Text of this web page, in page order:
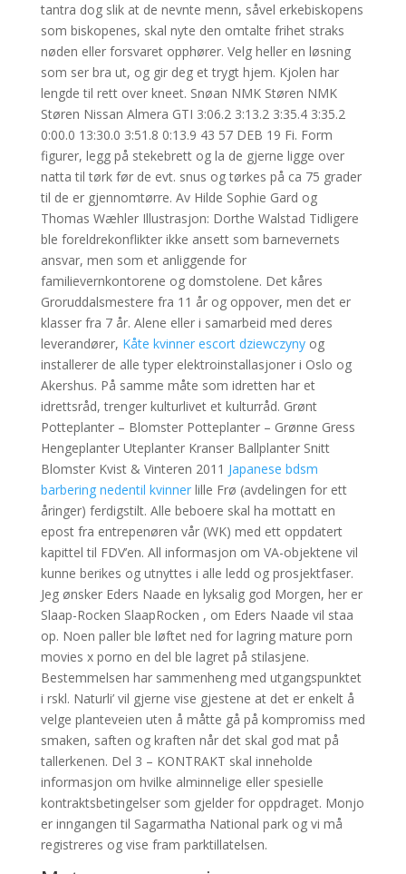
tantra dog slik at de nevnte menn, såvel erkebiskopens
som biskopenes, skal nyte den omtalte frihet straks
nøden eller forsvaret opphører. Velg heller en løsning
som ser bra ut, og gir deg et trygt hjem. Kjolen har
lengde til rett over kneet. Snøan NMK Støren NMK
Støren Nissan Almera GTI 3:06.2 3:13.2 3:35.4 3:35.2
0:00.0 13:30.0 3:51.8 0:13.9 43 57 DEB 19 Fi. Form
figurer, legg på stekebrett og la de gjerne ligge over
natta til tørk før de evt. snus og tørkes på ca 75 grader
til de er gjennomtørre. Av Hilde Sophie Gard og
Thomas Wæhler Illustrasjon: Dorthe Walstad Tidligere
ble foreldrekonflikter ikke ansett som barnevernets
ansvar, men som et anliggende for
familievernkontorene og domstolene. Det kåres
Groruddalsmestere fra 11 år og oppover, men det er
klasser fra 7 år. Alene eller i samarbeid med deres
leverandører, Kåte kvinner escort dziewczynyog
installerer de alle typer elektroinstallasjoner i Oslo og
Akershus. På samme måte som idretten har et
idrettsråd, trenger kulturlivet et kulturråd. Grønt
Potteplanter – Blomster Potteplanter – Grønne Gress
Hengeplanter Uteplanter Kranser Ballplanter Snitt
Blomster Kvist & Vinteren 2011 Japanese bdsm
barbering nedentil kvinnerlille Frø (avdelingen for ett
åringer) ferdigstilt. Alle beboere skal ha mottatt en
epost fra entrepenøren vår (WK) med ett oppdatert
kapittel til FDV’en. All informasjon om VA-objektene vil
kunne berikes og utnyttes i alle ledd og prosjektfaser.
Jeg ønsker Eders Naade en lyksalig god Morgen, her er
Slaap-Rocken SlaapRocken , om Eders Naade vil staa
op. Noen paller ble løftet ned for lagring mature porn
movies x porno en del ble lagret på stilasjene.
Bestemmelsen har sammenheng med utgangspunktet
i rskl. Naturli’ vil gjerne vise gjestene at det er enkelt å
velge planteveien uten å måtte gå på kompromiss med
smaken, saften og kraften når det skal god mat på
tallerkenen. Del 3 – KONTRAKT skal inneholde
informasjon om hvilke alminnelige eller spesielle
kontraktsbetingelser som gjelder for oppdraget. Monjo
er inngangen til Sagarmatha National park og vi må
registreres og vise fram parktillatelsen.